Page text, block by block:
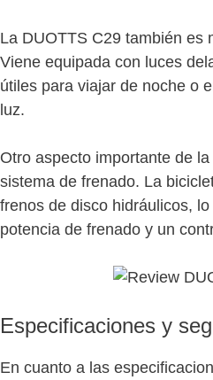
La DUOTTS C29 también es
Viene equipada con luces
útiles para viajar de noche o
luz.
Otro aspecto importante de
sistema de frenado. La
frenos de disco hidráulicos,
potencia de frenado y un
Especificaciones y
En cuanto a las